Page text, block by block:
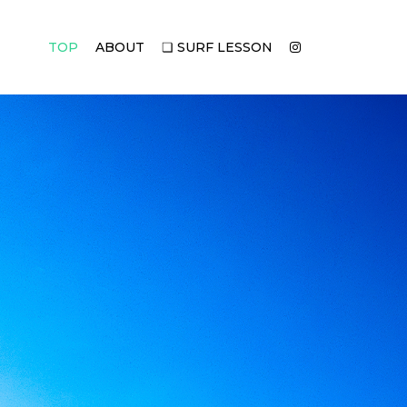
TOP ABOUT ❏ SURF LESSON